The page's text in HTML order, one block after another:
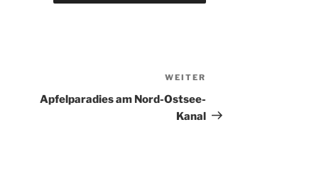
WEITER
Apfelparadies am Nord-Ostsee-
Kanal